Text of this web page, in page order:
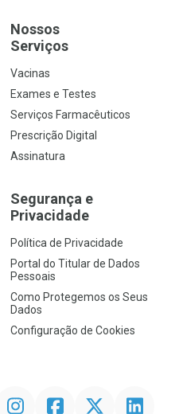
Nossos
Serviços
Vacinas
Exames e Testes
Serviços Farmacêuticos
Prescrição Digital
Assinatura
Segurança e
Privacidade
Política de Privacidade
Portal do Titular de Dados
Pessoais
Como Protegemos os Seus
Dados
Configuração de Cookies
InstagramFacebookTwitter Linkedin